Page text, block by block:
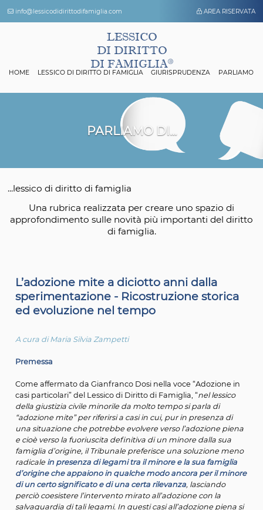
info@lessicodidirittodifamiglia.com AREA
LESSICO
DI DIRITTO
DI FAMIGLIA
PARLIAMO DI...
...lessico di diritto di famiglia
sperimentazione - Ricostruzione
ed evoluzione nel tempo
A cura di Maria Silvia Zampetti
Premessa
Come affermato da Gianfranco Dosi nella voce
casi particolari” del Lessico di Diritto di Famiglia, “nel
della giustizia civile minorile da molto tempo si parla di
adozione mite” per riferirsi a casi in cui, pur in
una situazione che potrebbe evolvere verso l ’adozione